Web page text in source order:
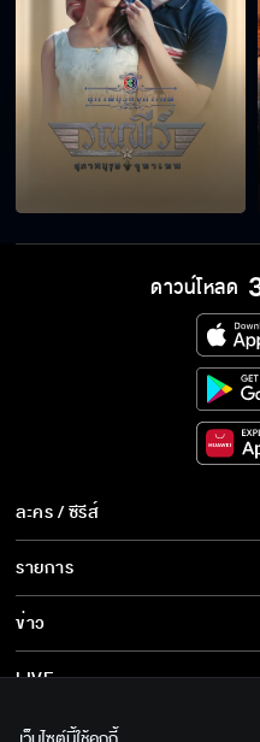
ดาวน์โหลด
ละคร / ซีรีส์
ละคร/ซีรีส์
ซีรีส์นานาชาติ
การ์ตูน & เกม
รายการ
รายการทั้งหมด
ข่าว
ข่าวทั้งหมด
LIVE
เกี่ยวกับเรา